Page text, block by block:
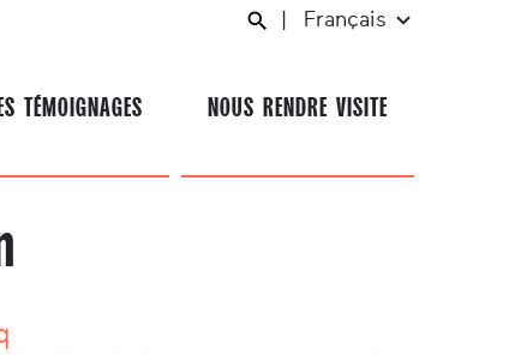
Français
TÉMOIGNAGES NOUS RENDRE VISITE